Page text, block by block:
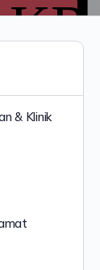
& Klinik